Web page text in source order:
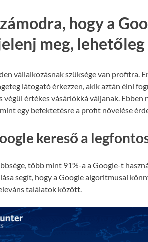
hogy a
meg, lehetőleg
vállalkozásnak szüksége van profitra.
látogató érkezzen, akik aztán élni
végül értékes vásárlókká váljanak.
egy befektetésre a profit növelése
kereső a
több mint 91%-a a Google-t
segít, hogy a Google algoritmusai
találatok között.